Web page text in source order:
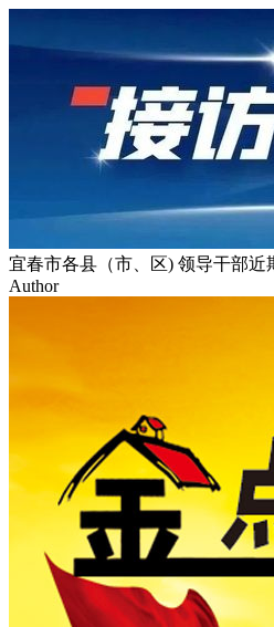
宜春市各县（市、区) 领导干部近
Author